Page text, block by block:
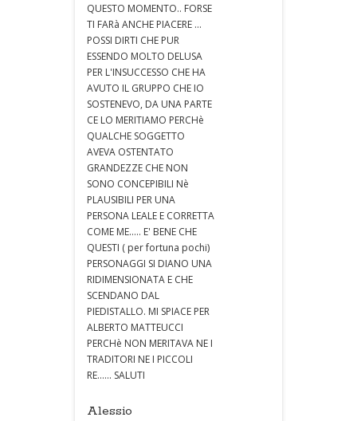
QUESTO MOMENTO.. FORSE
TI FARà ANCHE PIACERE ...
POSSI DIRTI CHE PUR
ESSENDO MOLTO DELUSA
PER L'INSUCCESSO CHE HA
AVUTO IL GRUPPO CHE IO
SOSTENEVO, DA UNA PARTE
CE LO MERITIAMO PERCHè
QUALCHE SOGGETTO
AVEVA OSTENTATO
GRANDEZZE CHE NON
SONO CONCEPIBILI Nè
PLAUSIBILI PER UNA
PERSONA LEALE E CORRETTA
COME ME..... E' BENE CHE
QUESTI ( per fortuna pochi)
PERSONAGGI SI DIANO UNA
RIDIMENSIONATA E CHE
SCENDANO DAL
PIEDISTALLO. MI SPIACE PER
ALBERTO MATTEUCCI
PERCHè NON MERITAVA NE I
TRADITORI NE I PICCOLI
RE...... SALUTI
Alessio